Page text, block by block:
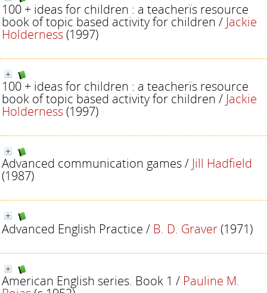
100 + ideas for children : a teacherïs resource
book of topic based activity for children / Jackie
Holderness(1997)
100 + ideas for children : a teacherïs resource
book of topic based activity for children / Jackie
Holderness(1997)
Advanced communication games/ Jill Hadfield
(1987)
Advanced English Practice / B. D. Graver(1971)
American English series. Book 1 / Pauline M.